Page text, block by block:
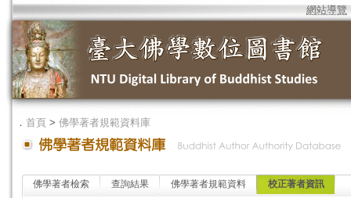
網站導覽
． 首頁 > 佛學著者規範資料庫
佛學著者檢索 查詢結果 佛學著者規範資料 校正著者資訊